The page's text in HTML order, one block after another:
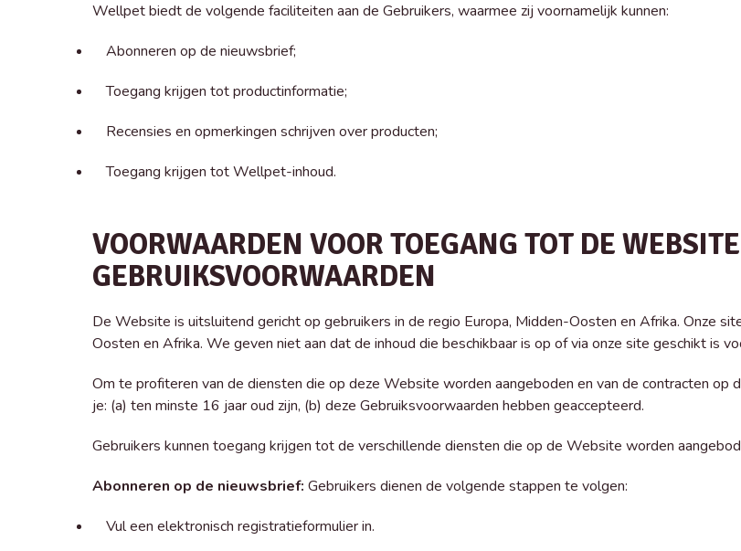
Wellpet biedt de volgende faciliteiten aan de Gebruikers, waarmee zij voornamelijk kunnen:
Abonneren op de nieuwsbrief;
Toegang krijgen tot productinformatie;
Recensies en opmerkingen schrijven over producten;
Toegang krijgen tot Wellpet-inhoud.
VOORWAARDEN VOOR TOEGANG TOT DE
GEBRUIKSVOORWAARDEN
De Website is uitsluitend gericht op gebruikers in de regio Europa, Midden-Oosten en Afrika. Onze
Oosten en Afrika. We geven niet aan dat de inhoud die beschikbaar is op of via onze site geschikt is
Om te profiteren van de diensten die op deze Website worden aangeboden en van de contracten
je: (a) ten minste 16 jaar oud zijn, (b) deze Gebruiksvoorwaarden hebben geaccepteerd.
Gebruikers kunnen toegang krijgen tot de verschillende diensten die op de Website worden
Abonneren op de nieuwsbrief: Gebruikers dienen de volgende stappen te volgen:
Vul een elektronisch registratieformulier in.